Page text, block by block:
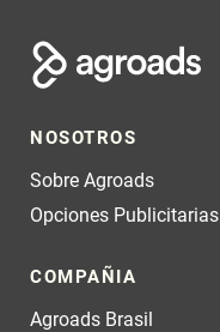
NOSOTROS
Sobre Agroads
Opciones Publicitarias
COMPAÑIA
Agroads Brasil